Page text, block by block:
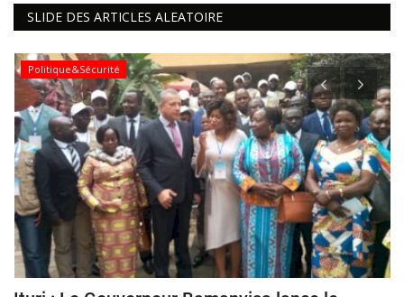
SLIDE DES ARTICLES ALEATOIRE
Politique&Sécurité